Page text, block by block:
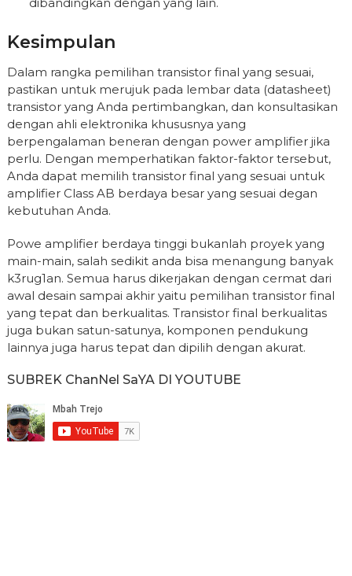
Kesimpulan
Dalam rangka pemilihan transistor final yang sesuai,
pastikan untuk merujuk pada lembar data (datasheet)
transistor yang Anda pertimbangkan, dan konsultasikan
dengan ahli elektronika khususnya yang
berpengalaman beneran dengan power amplifier jika
perlu. Dengan memperhatikan faktor-faktor tersebut,
Anda dapat memilih transistor final yang sesuai untuk
amplifier Class AB berdaya besar yang sesuai degan
kebutuhan Anda.
Powe amplifier berdaya tinggi bukanlah proyek yang
main-main, salah sedikit anda bisa menangung banyak
k3rug1an. Semua harus dikerjakan dengan cermat dari
awal desain sampai akhir yaitu pemilihan transistor final
yang tepat dan berkualitas. Transistor final berkualitas
juga bukan satun-satunya, komponen pendukung
lainnya juga harus tepat dan dipilih dengan akurat.
SUBREK ChanNel SaYA DI YOUTUBE